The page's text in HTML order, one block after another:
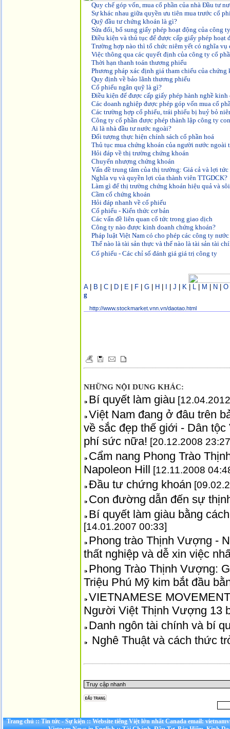
Quy chế góp vốn, mua cổ phần của nhà Đầu tư
Sự khác nhau giữa quyền ưu tiên mua trước cổ
Quỹ đầu tư chứng khoán là gì?
Sửa đổi, bổ sung giấy phép hoạt động của công
Điều kiện và thủ tục để được cấp giấy phép hoạt
Trường hợp nào thì tổ chức niêm yết có nghĩa
Việc thông qua các quyết định của công ty cổ
Thời hạn thanh toán thương phiếu
Phương pháp xác định giá tham chiếu của chứng
Quy định về bảo lãnh thương phiếu
Cổ phiếu ngân quỹ là gì?
Điều kiện để được cấp giấy phép hành nghề kinh
Các doanh nghiệp được phép góp vốn mua cổ
Các trường hợp cổ phiếu, trái phiếu bị huỷ bỏ
Công ty cổ phần được phép thành lập công ty
Ai là nhà đầu tư nước ngoài?
Đối tượng thực hiện chính sách cổ phần hoá
Thủ tục mua chứng khoán của người nước ngoài
Hỏi đáp về thị trường chứng khoán
Chuyển nhượng chứng khoán
Vấn đề trung tâm của thị trường: Giá cả và lợi
Nghĩa vụ và quyền lợi của thành viên TTGDCK?
Làm gì để thị trường chứng khoán hiệu quả và
Cầm cố chứng khoán
Hỏi đáp nhanh về cổ phiếu
Cổ phiếu - Kiến thức cơ bản
Các vấn đề liên quan cổ tức trong giao dịch
Công ty nào được kinh doanh chứng khoán?
Pháp luật Việt Nam có cho phép các công ty
Thế nào là tài sản thực và thế nào là tài sản tài
Cổ phiếu - Các chỉ số đánh giá giá trị công ty
A| B C D E F G H J K M N O
g
http://www.stockmarket.vnn.vn/daotao.html
NHỮNG NỘI DUNG KHÁC:
Bí quyết làm giàu
Việt Nam đang ở đâu trên
về sắc đẹp thế giới - Dân
phí sức nữa! [20.12.2008
Cẩm nang Phong Trào
Napoleon Hill [12.11.2008
Đầu tư chứng khoán
Con đường dẫn đến sự
Bí quyết làm giàu bằng
[14.01.2007 00:33]
Phong trào Thịnh Vượng -
thất nghiệp và dễ xin việc
Phong Trào Thịnh Vượng:
Triệu Phú Mỹ kim bắt đầu
VIETNAMESE
Người Việt Thịnh Vượng 13
Danh ngôn tài chính và bí
Nghê Thuật và cách thức
Trang chủ::Tin tức - Sự kiện::Website tiếng Việt lớn nhất Canada email: